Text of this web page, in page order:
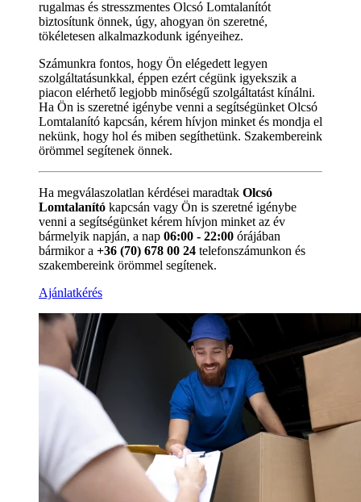
rugalmas és stresszmentes Olcsó Lomtalanítót
biztosítunk önnek, úgy, ahogyan ön szeretné,
tökéletesen alkalmazkodunk igényeihez.
Számunkra fontos, hogy Ön elégedett legyen
szolgáltatásunkkal, éppen ezért cégünk igyekszik a
piacon elérhető legjobb minőségű szolgáltatást kínálni.
Ha Ön is szeretné igénybe venni a segítségünket Olcsó
Lomtalanító kapcsán, kérem hívjon minket és mondja el
nekünk, hogy hol és miben segíthetünk. Szakembereink
örömmel segítenek önnek.
Ha megválaszolatlan kérdései maradtak Olcsó
Lomtalanító kapcsán vagy Ön is szeretné igénybe
venni a segítségünket kérem hívjon minket az év
bármelyik napján, a nap 06:00 - 22:00 órájában
bármikor a +36 (70) 678 00 24 telefonszámunkon és
szakembereink örömmel segítenek.
Ajánlatkérés